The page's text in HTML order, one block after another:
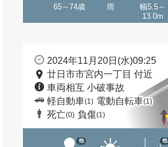
65～74歳 雨
幅5.5～
13.0m
2024年11月20日(水)09:25
廿日市市宮内一丁目 付近
車両相互 小破事故
軽自動車(1) 電動自転車(1)
死亡(0) 負傷(1)
他 他